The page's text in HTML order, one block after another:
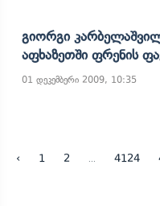
Გიორგი
Აფხაზეთში Ფრენის
01 დეკემბერი 2009, 10:35
‹ 1 2 4124